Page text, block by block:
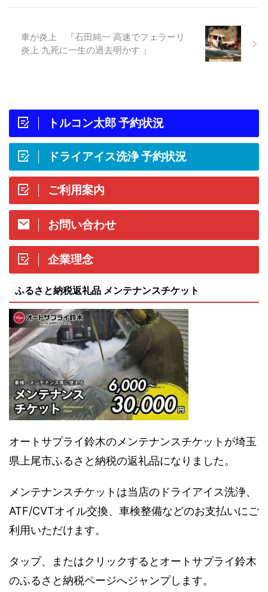
車が炎上 『石田純一 高速でフェラーリ
炎上 九死に一生の過去明かす 』
トルコン太郎 予約状況
ドライアイス洗浄 予約状況
ご利用案内
お問い合わせ
企業理念
ふるさと納税返礼品 メンテナンスチケット
オートサプライ鈴木のメンテナンスチケットが埼玉
県上尾市ふるさと納税の返礼品になりました。
メンテナンスチケットは当店のドライアイス洗浄、
ATF/CVTオイル交換、車検整備などのお支払いにご
利用いただけます。
タップ、またはクリックするとオートサプライ鈴木
のふるさと納税ページへジャンプします。